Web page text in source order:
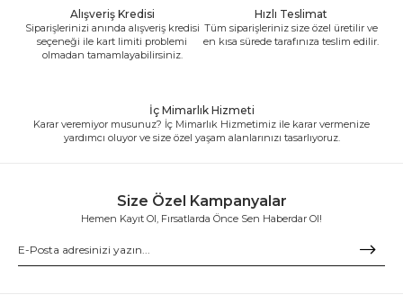
Alışveriş Kredisi
Siparişlerinizi anında alışveriş kredisi
seçeneği ile kart limiti problemi
olmadan tamamlayabilirsiniz.
Hızlı Teslimat
Tüm siparişleriniz size özel üretilir ve
en kısa sürede tarafınıza teslim edilir.
İç Mimarlık Hizmeti
Karar veremiyor musunuz? İç Mimarlık Hizmetimiz ile karar vermenize
yardımcı oluyor ve size özel yaşam alanlarınızı tasarlıyoruz.
Size Özel Kampanyalar
Hemen Kayıt Ol, Fırsatlarda Önce Sen Haberdar Ol!